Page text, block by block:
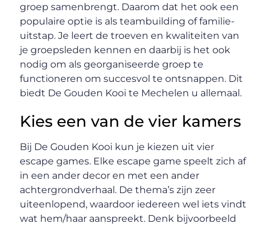
groep samenbrengt. Daarom dat het ook een
populaire optie is als teambuilding of familie-
uitstap. Je leert de troeven en kwaliteiten van
je groepsleden kennen en daarbij is het ook
nodig om als georganiseerde groep te
functioneren om succesvol te ontsnappen. Dit
biedt De Gouden Kooi te Mechelen u allemaal.
Kies een van de vier kamers
Bij De Gouden Kooi kun je kiezen uit vier
escape games. Elke escape game speelt zich af
in een ander decor en met een ander
achtergrondverhaal. De thema’s zijn zeer
uiteenlopend, waardoor iedereen wel iets vindt
wat hem/haar aanspreekt. Denk bijvoorbeeld